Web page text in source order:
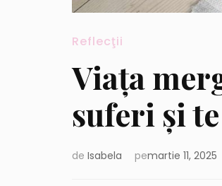
Reflecţii
Viaţa
suferi şi
de Isabela pemartie 11, 2025